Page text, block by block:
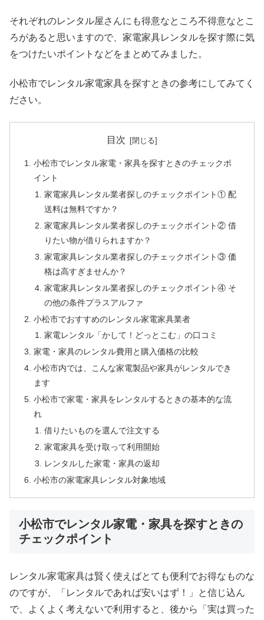
それぞれのレンタル屋さんにも得意なところ不得意なとこ
ろがあると思いますので、家電家具レンタルを探す際に気
をつけたいポイントなどをまとめてみました。
小松市でレンタル家電家具を探すときの参考にしてみてく
ださい。
目次
小松市でレンタル家電・家具を探すときのチェックポ
イント
家電家具レンタル業者探しのチェックポイント① 配
送料は無料ですか？
家電家具レンタル業者探しのチェックポイント② 借
りたい物が借りられますか？
家電家具レンタル業者探しのチェックポイント③ 価
格は高すぎませんか？
家電家具レンタル業者探しのチェックポイント④ そ
の他の条件プラスアルファ
小松市でおすすめのレンタル家電家具業者
家電レンタル「かして！どっとこむ」の口コミ
家電・家具のレンタル費用と購入価格の比較
小松市内では、こんな家電製品や家具がレンタルでき
ます
小松市で家電・家具をレンタルするときの基本的な流
れ
借りたいものを選んで注文する
家電家具を受け取って利用開始
レンタルした家電・家具の返却
小松市の家電家具レンタル対象地域
小松市でレンタル家電・家具を探すときの
チェックポイント
レンタル家電家具は賢く使えばとても便利でお得なものな
のですが、「レンタルであれば安いはず！」と信じ込ん
で、よくよく考えないで利用すると、後から「実は買った